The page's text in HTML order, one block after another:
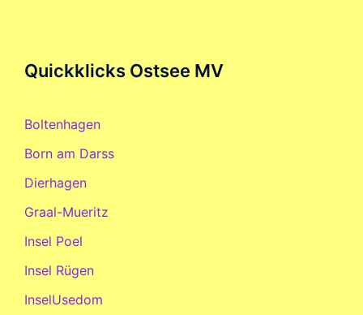
Quickklicks Ostsee MV
Boltenhagen
Born am Darss
Dierhagen
Graal-Mueritz
Insel Poel
Insel Rügen
InselUsedom